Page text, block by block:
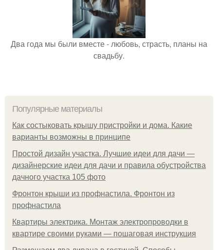
Два года мы были вместе - любовь, страсть, планы на
свадьбу.
Популярные материалы
Как состыковать крышу пристройки и дома. Какие
варианты возможны в принципе
Простой дизайн участка. Лучшие идеи для дачи —
дизайнерские идеи для дачи и правила обустройства
дачного участка 105 фото
Фронтон крыши из профнастила. Фронтон из
профнастила
Квартиры электрика. Монтаж электропроводки в
квартире своими руками — пошаговая инструкция